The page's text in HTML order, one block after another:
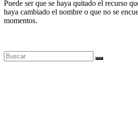
Puede ser que se haya quitado el recurso
haya cambiado el nombre o que no se
momentos.